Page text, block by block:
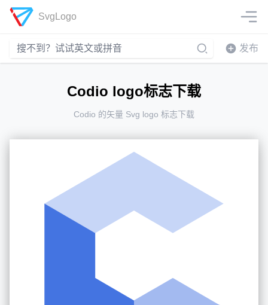
SvgLogo
发布
Codio logo标志下载
Codio 的矢量 Svg logo 标志下载